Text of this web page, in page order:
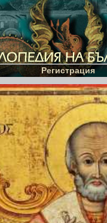
Регистрация